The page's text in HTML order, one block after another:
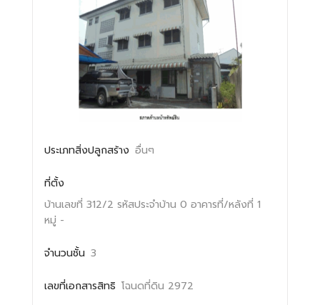
ประเภทสิ่งปลูกสร้าง อื่นๆ
ที่ตั้ง
บ้านเลขที่ 312/2 รหัสประจำบ้าน 0 อาคารที่/หลังที่ 1
หมู่ -
จำนวนชั้น 3
เลขที่เอกสารสิทธิ โฉนดที่ดิน 2972